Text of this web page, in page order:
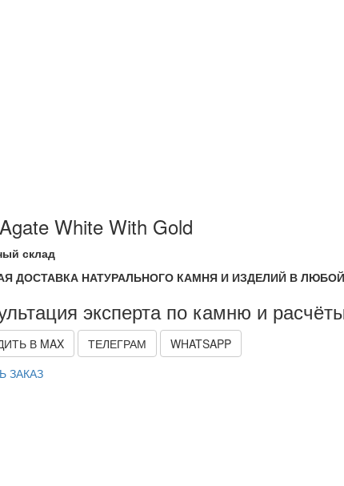
White With Gold
склад
ДОСТАВКА НАТУРАЛЬНОГО КАМНЯ И ИЗДЕЛИЙ В
эксперта по камню и
В MAX ТЕЛЕГРАМ
WHATSAPP
ЗАКАЗ